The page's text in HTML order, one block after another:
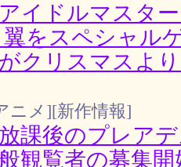
アイドルマスタ
翼をスペシャル
クリスマスよ
ニメ][新作情報]
放課後のプレア
観覧者の募集開